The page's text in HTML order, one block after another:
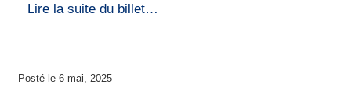
Lire la suite du billet…
Posté le 6 mai, 2025